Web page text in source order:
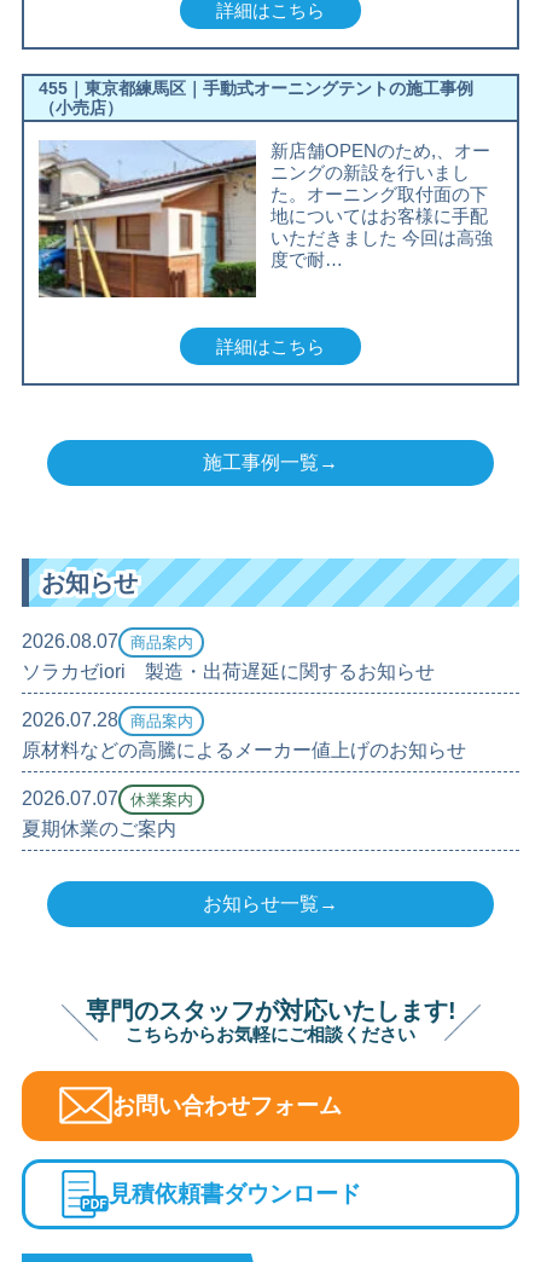
詳細はこちら
455｜東京都練馬区｜手動式オーニングテントの施工事例
（小売店）
新店舗OPENのため,、オー
ニングの新設を行いまし
た。オーニング取付面の下
地についてはお客様に手配
いただきました 今回は高強
度で耐…
詳細はこちら
施工事例一覧→
お知らせ
2026.08.07 商品案内
ソラカゼiori 製造・出荷遅延に関するお知らせ
2026.07.28 商品案内
原材料などの高騰によるメーカー値上げのお知らせ
2026.07.07 休業案内
夏期休業のご案内
お知らせ一覧→
専門のスタッフが対応いたします!
こちらからお気軽にご相談ください
お問い合わせフォーム
見積依頼書ダウンロード